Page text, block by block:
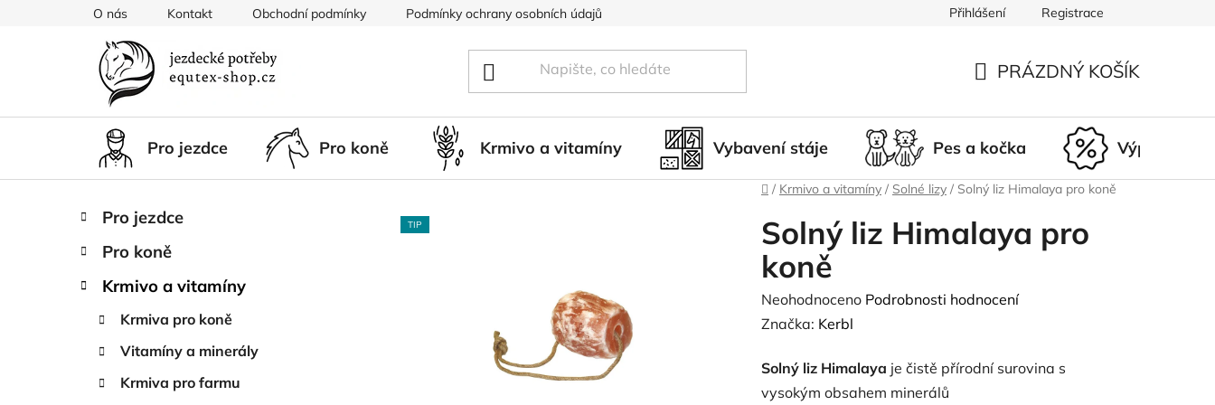
O nás Kontakt Obchodní podmínky Podmínky ochrany osobních údajů Doprava a platba Nepřevzetí zásilky
Přihlášení Registrace
KOŠÍK
PRÁZDNÝ KOŠÍK
Pro jezdce Pro koně Krmivo a vitamíny Vybavení stáje Pes a kočka Výprodej
Domů
/ Krmivo a vitamíny / Solné lizy / Solný liz Himalaya pro koně
P
s
t
Přeskočit
kategorie
K
a
g
Pro jezdce
Pro koně
Krmivo a vitamíny
Krmiva pro koně
Vitamíny a minerály
Krmiva pro farmu
Solný liz Himalaya pro
koně
Průměrné
hodnocení
je
0,0
Neohodnoceno Podrobnosti hodnocení
Značka: Kerbl
Solný liz Himalaya je čistě přírodní surovina s
vysokým obsahem minerálů
TIP